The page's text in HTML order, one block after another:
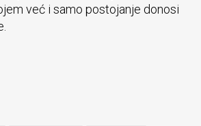
već i samo postojanje donosi